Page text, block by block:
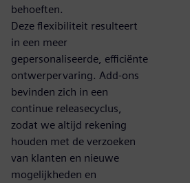
behoeften.
Deze flexibiliteit resulteert
in een meer
gepersonaliseerde, efficiënte
ontwerpervaring. Add-ons
bevinden zich in een
continue releasecyclus,
zodat we altijd rekening
houden met de verzoeken
van klanten en nieuwe
mogelijkheden en